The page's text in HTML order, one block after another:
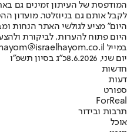
המודפסת של העיתון זמינים גם
לקבל אותם גם בניוזלטר. מועדון
היום" מציע לגולשי האתר הנחות
היום פתוח להערות, לביקורת
במייל hayom@israelhayom.co.il.
יום שני, 8.6.2026
כ"ג בסיון תשפ"ו
חדשות
דעות
ספורט
ForReal
תרבות ובידור
אוכל